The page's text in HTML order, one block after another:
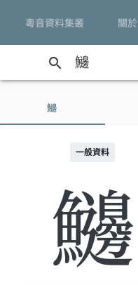
粵音資料集叢 關於
search
𩽲
一般資料
𩽲